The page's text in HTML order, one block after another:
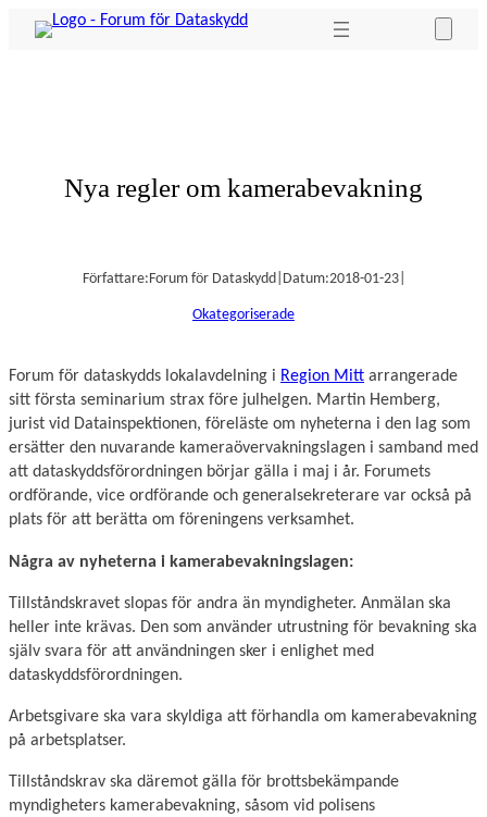
Hoppa
Nya regler om kamerabevakning
Författare:Forum för Dataskydd| Datum:2018-01-23|
Okategoriserade
Forum för dataskydds lokalavdelning i Region Mitt arrangerade
sitt första seminarium strax före julhelgen. Martin Hemberg,
jurist vid Datainspektionen, föreläste om nyheterna i den lag som
ersätter den nuvarande kameraövervakningslagen i samband med
att dataskyddsförordningen börjar gälla i maj i år. Forumets
ordförande, vice ordförande och generalsekreterare var också på
plats för att berätta om föreningens verksamhet.
Några av nyheterna i kamerabevakningslagen:
Tillståndskravet slopas för andra än myndigheter. Anmälan ska
heller inte krävas. Den som använder utrustning för bevakning ska
själv svara för att användningen sker i enlighet med
dataskyddsförordningen.
Arbetsgivare ska vara skyldiga att förhandla om kamerabevakning
på arbetsplatser.
Tillståndskrav ska däremot gälla för brottsbekämpande
myndigheters kamerabevakning, såsom vid polisens